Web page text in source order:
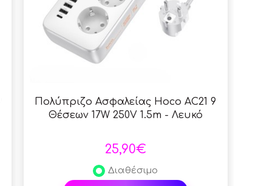
Πολύπριζο Ασφαλείας Hoco AC21 9
Θέσεων 17W 250V 1.5m - Λευκό
25,90€
Διαθέσιμο